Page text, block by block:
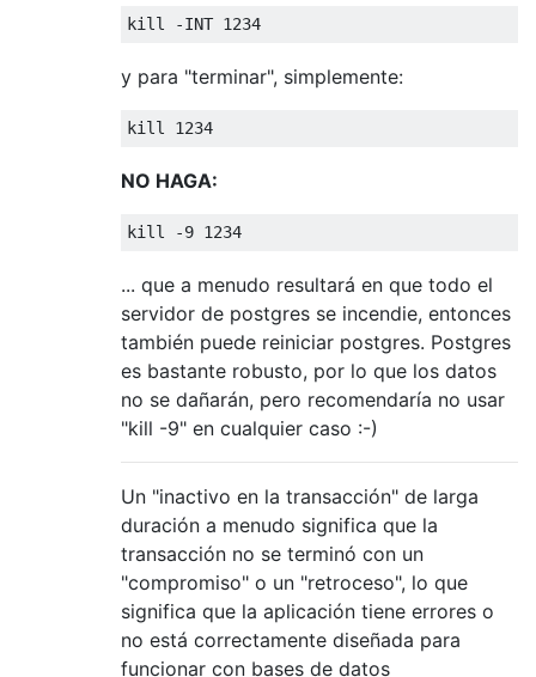
kill -INT 1234
y para "terminar", simplemente:
kill 1234
NO HAGA:
kill -9 1234
... que a menudo resultará en que todo el
servidor de postgres se incendie, entonces
también puede reiniciar postgres. Postgres
es bastante robusto, por lo que los datos
no se dañarán, pero recomendaría no usar
"kill -9" en cualquier caso :-)
Un "inactivo en la transacción" de larga
duración a menudo significa que la
transacción no se terminó con un
"compromiso" o un "retroceso", lo que
significa que la aplicación tiene errores o
no está correctamente diseñada para
funcionar con bases de datos